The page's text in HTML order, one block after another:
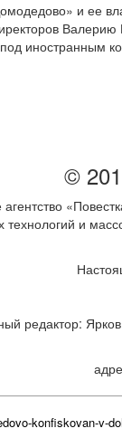
и ее
Валерию
иностранным
©
и
редактор:
konfiskovan-v-